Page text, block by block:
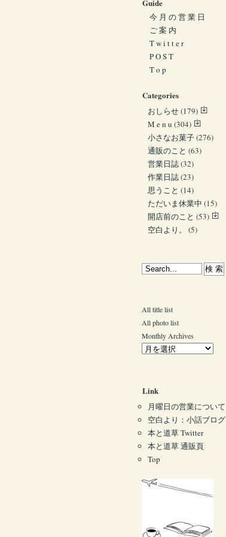
Guide
今 月 の 営 業 日
ご 案 内
T w i t t e r
P O S T
T o p
Categories
おしらせ(179)
M e n u (304)
小さなお菓子(276)
通販のこと (63)
営業日誌(32)
作業日誌(23)
思うこと (14)
ただいま休業中 (15)
開店前のこと (53)
空白より。
(5)
All title list
All photo list
Monthly Archives
Link
月曜日の営業について
空白より：小話ブログ
本と道草 Twitter
本と道草 通販頁
Top